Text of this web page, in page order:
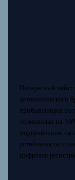
Интересный
автоматического
прибывающих на
терминалах на
модернизация
устойчивость:
цифровая